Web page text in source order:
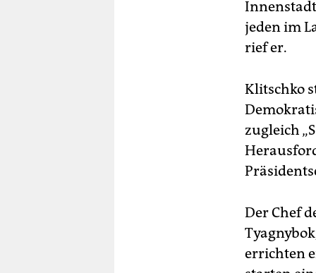
jeden im
rief er.
Klitschko
zugleich
Der Chef
errichten